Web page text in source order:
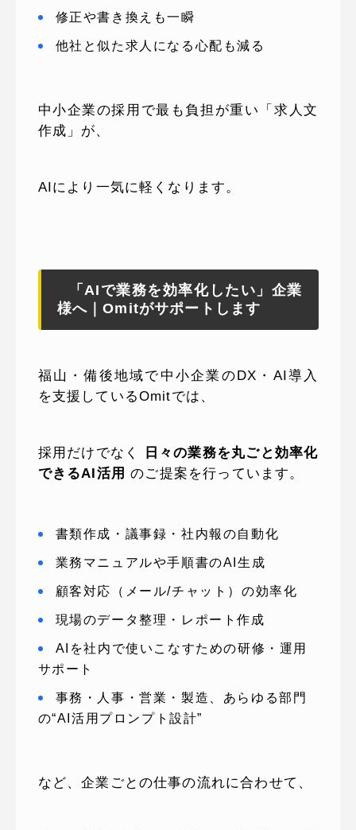
修正や書き換えも一瞬
他社と似た求人になる心配も減る
中小企業の採用で最も負担が重い「求人文
作成」が、
AIにより一気に軽くなります。
「AIで業務を効率化したい」企業
様へ｜Omitがサポートします
福山・備後地域で中小企業のDX・AI導入
を支援しているOmitでは、
採用だけでなく
日々の業務を丸ごと効率化
できるAI活用 のご提案を行っています。
書類作成・議事録・社内報の自動化
業務マニュアルや手順書のAI生成
顧客対応（メール/チャット）の効率化
現場のデータ整理・レポート作成
AIを社内で使いこなすための研修・運用
サポート
事務・人事・営業・製造、あらゆる部門
の“AI活用プロンプト設計”
など、企業ごとの仕事の流れに合わせて、